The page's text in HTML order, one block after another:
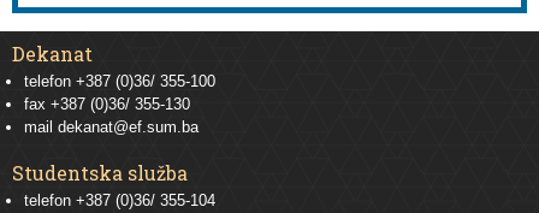
Dekanat
telefon +387 (0)36/ 355-100
fax +387 (0)36/ 355-130
mail dekanat@ef.sum.ba
Studentska služba
telefon +387 (0)36/ 355-104